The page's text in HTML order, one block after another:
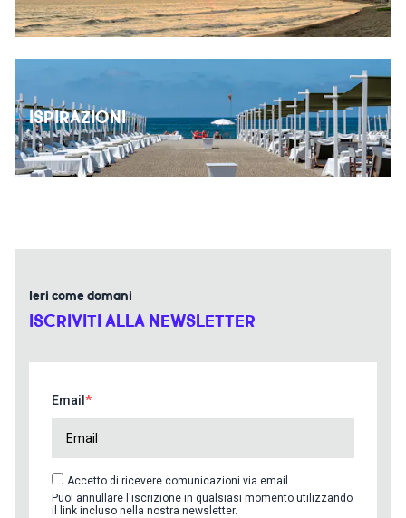
ISPIRAZIONI
Ieri come domani
ISCRIVITI ALLA NEWSLETTER
Email
Accetto di ricevere comunicazioni via email
Puoi annullare l'iscrizione in qualsiasi momento utilizzando
il link incluso nella nostra newsletter.